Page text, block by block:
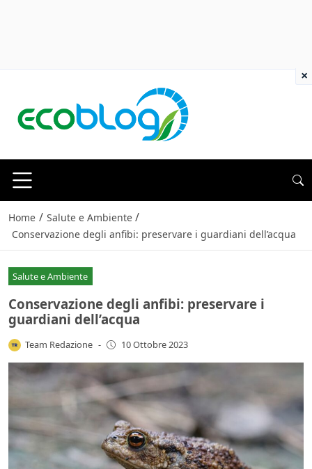
Home / Salute e Ambiente /
Conservazione degli anfibi: preservare i guardiani dell’acqua
Salute e Ambiente
Conservazione degli anfibi: preservare i
guardiani dell’acqua
Team Redazione - 10 Ottobre 2023
×